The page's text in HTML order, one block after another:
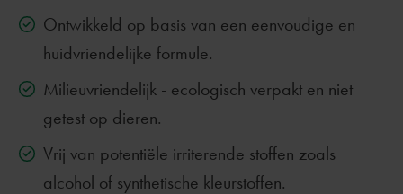
Ontwikkeld op basis van een eenvoudige en
huidvriendelijke formule.
Milieuvriendelijk - ecologisch verpakt en niet
getest op dieren.
Vrij van potentiële irriterende stoffen zoals
alcohol of synthetische kleurstoffen.